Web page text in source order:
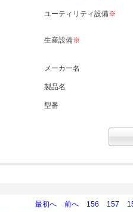
ユーティリティ設備※
生産設備※
メーカー名
製品名
型番
最初へ
前へ 156 157